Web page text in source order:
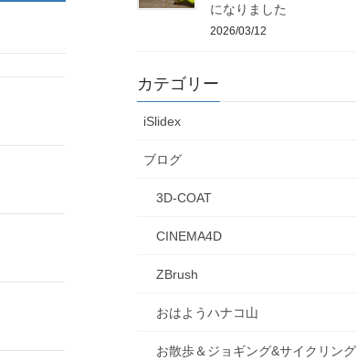
になりました
2026/03/12
カテゴリー
iSlidex
ブログ
3D-COAT
CINEMA4D
ZBrush
おはようハナコ山
お散歩＆ジョギング&サイクリング